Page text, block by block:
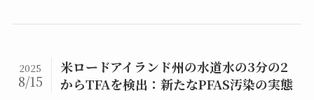
米ロードアイランド州の水道水の3分の2
からTFAを検出：新たなPFAS汚染の実態
2025
8/15